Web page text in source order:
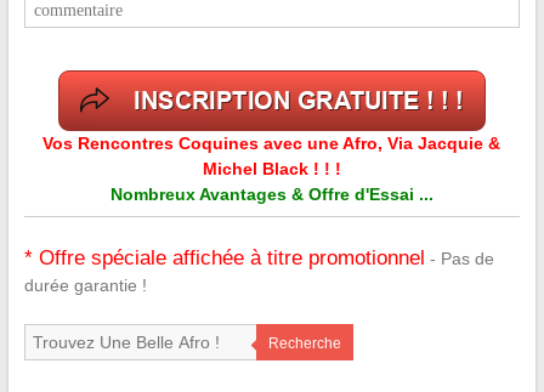
commentaire
Vos Rencontres Coquines avec une Afro, Via Jacquie &
Michel Black ! ! !
Nombreux Avantages & Offre d'Essai ...
* Offre spéciale affichée à titre promotionnel - Pas de
durée garantie !
Recherche